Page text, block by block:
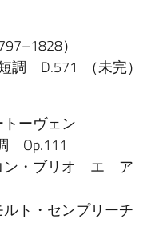
）
D.571 （未完）
ーヴェン
Op.111
ン・ブリオ エ ア
ト・センプリーチ